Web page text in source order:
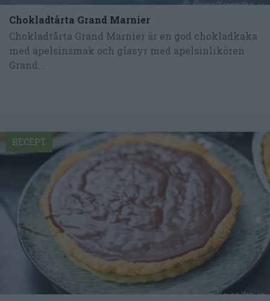
Chokladtårta Grand Marnier
Chokladtårta Grand Marnier är en god chokladkaka
med apelsinsmak och glasyr med apelsinlikören
Grand...
RECEPT